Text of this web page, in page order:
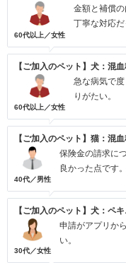
60代以上／女性
金額と補償
丁寧な対応だ
【ご加入のペット】犬：混
60代以上／女性
急な病気で
りがたい。
【ご加入のペット】猫：混
40代／男性
保険金の請求に
良かった点です。
【ご加入のペット】犬：ペ
30代／女性
申請がアプリか
い。